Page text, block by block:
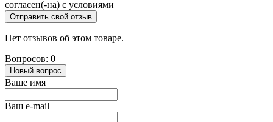
согласен(-на) с условиями
Отправить свой отзыв
Нет отзывов об этом товаре.
Вопросов: 0
Новый вопрос
Ваше имя
Ваш e-mail